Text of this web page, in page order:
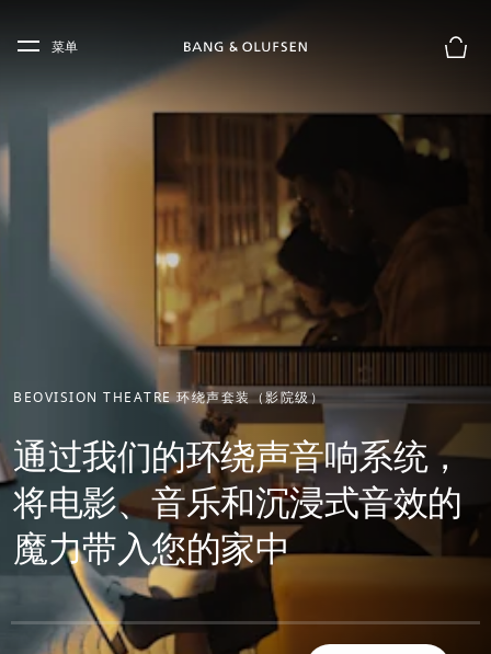
Skip to main footer
菜单
BEOVISION THEATRE 环绕声套装（影院级）
通过我们的环绕声音响系统，
将电影、音乐和沉浸式音效的
魔力带入您的家中